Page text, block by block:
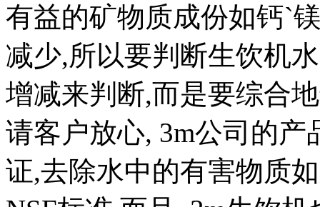
有益的矿物质成份如钙`
减少,所以要判断生饮机
增减来判断,而是要综合
请客户放心, 3m公司的产
证,去除水中的有害物质